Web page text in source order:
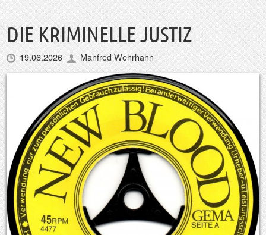
DIE KRIMINELLE JUSTIZ
19.06.2026 Manfred Wehrhahn